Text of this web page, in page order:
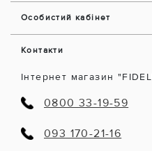
Особистий кабінет
Контакти
Інтернет магазин
0800 33-19-59
093 170-21-16